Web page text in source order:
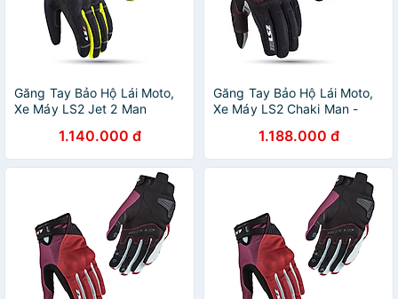
Găng Tay Bảo Hộ Lái Moto,
Xe Máy LS2 Jet 2 Man
1.140.000 đ
Găng Tay Bảo Hộ Lái Moto,
Xe Máy LS2 Chaki Man -
1.188.000 đ